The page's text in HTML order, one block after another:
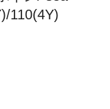
110(4Y)